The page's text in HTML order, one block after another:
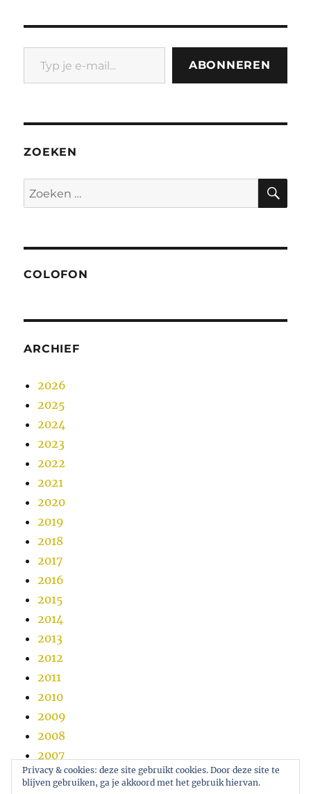
Typ je e-mail...
ABONNEREN
ZOEKEN
Zoeken
naar:
COLOFON
ARCHIEF
2026
2025
2024
2023
2022
2021
2020
2019
2018
2017
2016
2015
2014
2013
2012
2011
2010
2009
2008
2007
2006
Privacy & cookies: deze site gebruikt cookies. Door deze site te
blijven gebruiken, ga je akkoord met het gebruik hiervan.